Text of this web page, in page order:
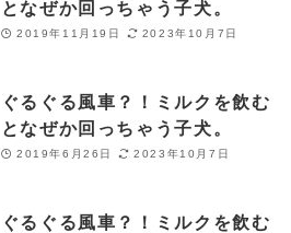
となぜか回っちゃう子犬。
2019年11月19日 2023年10月7日
ぐるぐる風車？！ミルクを飲む
となぜか回っちゃう子犬。
2019年6月26日 2023年10月7日
ぐるぐる風車？！ミルクを飲む